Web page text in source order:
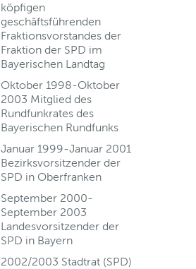
köpfigen
geschäftsführenden
Fraktionsvorstandes der
Fraktion der SPD im
Bayerischen Landtag
Oktober 1998-Oktober
2003 Mitglied des
Rundfunkrates des
Bayerischen Rundfunks
Januar 1999-Januar 2001
Bezirksvorsitzender der
SPD in Oberfranken
September 2000-
September 2003
Landesvorsitzender der
SPD in Bayern
2002/2003 Stadtrat (SPD)